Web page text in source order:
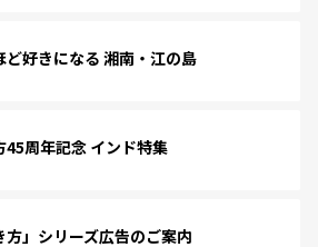
ど好きになる 湘南・江の島
45周年記念 インド特集
方」シリーズ広告のご案内